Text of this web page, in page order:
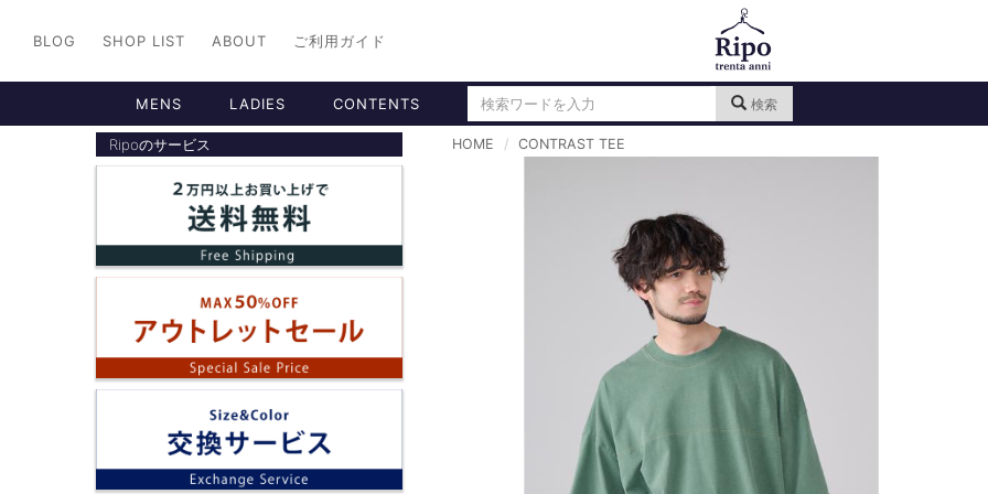
BLOG SHOP LIST ABOUT ご利用ガイド
MENS LADIES CONTENTS 検索
Ripoのサービス HOME CONTRAST TEE